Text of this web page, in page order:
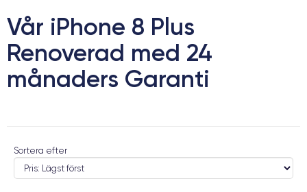
Vår iPhone 8 Plus
Renoverad med 24
månaders Garanti
Sortera efter